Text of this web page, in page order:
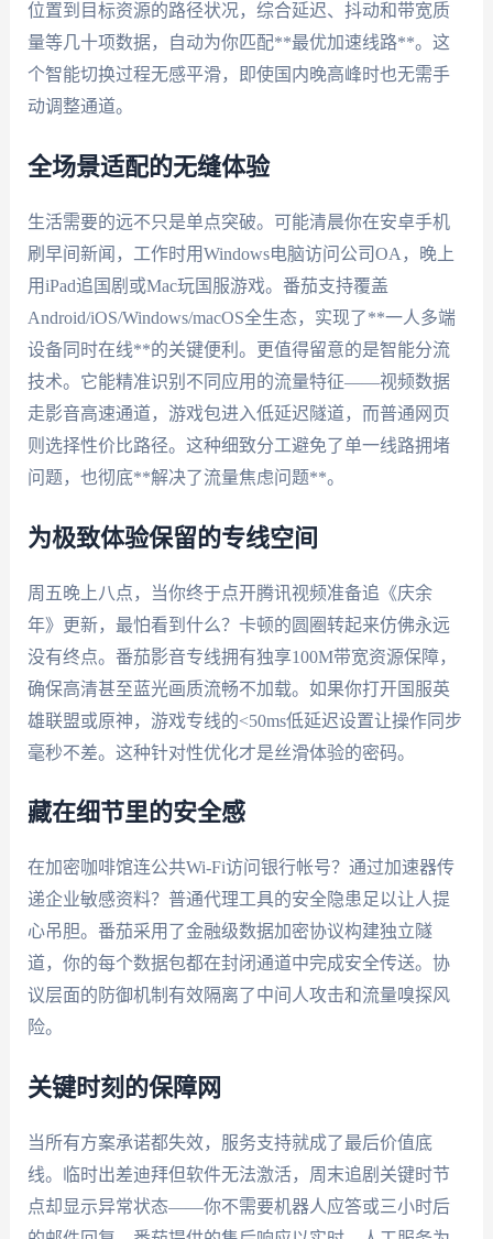
位置到目标资源的路径状况，综合延迟、抖动和带宽质
量等几十项数据，自动为你匹配**最优加速线路**。这
个智能切换过程无感平滑，即使国内晚高峰时也无需手
动调整通道。
全场景适配的无缝体验
生活需要的远不只是单点突破。可能清晨你在安卓手机
刷早间新闻，工作时用Windows电脑访问公司OA，晚上
用iPad追国剧或Mac玩国服游戏。番茄支持覆盖
Android/iOS/Windows/macOS全生态，实现了**一人多端
设备同时在线**的关键便利。更值得留意的是智能分流
技术。它能精准识别不同应用的流量特征——视频数据
走影音高速通道，游戏包进入低延迟隧道，而普通网页
则选择性价比路径。这种细致分工避免了单一线路拥堵
问题，也彻底**解决了流量焦虑问题**。
为极致体验保留的专线空间
周五晚上八点，当你终于点开腾讯视频准备追《庆余
年》更新，最怕看到什么？卡顿的圆圈转起来仿佛永远
没有终点。番茄影音专线拥有独享100M带宽资源保障，
确保高清甚至蓝光画质流畅不加载。如果你打开国服英
雄联盟或原神，游戏专线的<50ms低延迟设置让操作同步
毫秒不差。这种针对性优化才是丝滑体验的密码。
藏在细节里的安全感
在加密咖啡馆连公共Wi-Fi访问银行帐号？通过加速器传
递企业敏感资料？普通代理工具的安全隐患足以让人提
心吊胆。番茄采用了金融级数据加密协议构建独立隧
道，你的每个数据包都在封闭通道中完成安全传送。协
议层面的防御机制有效隔离了中间人攻击和流量嗅探风
险。
关键时刻的保障网
当所有方案承诺都失效，服务支持就成了最后价值底
线。临时出差迪拜但软件无法激活，周末追剧关键时节
点却显示异常状态——你不需要机器人应答或三小时后